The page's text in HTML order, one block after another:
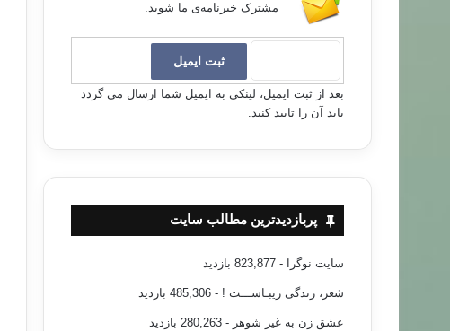
مشترک خبرنامه‌ی ما شوید.
بعد از ثبت ایمیل، لینکی به ایمیل شما ارسال می گردد
باید آن را تایید کنید.
پربازدیدترین مطالب سایت
سایت نوگرا - 823,877 بازدید
شعر، زندگی زیبـاســـت ! - 485,306 بازدید
عشق زن به غیر شوهر - 280,263 بازدید